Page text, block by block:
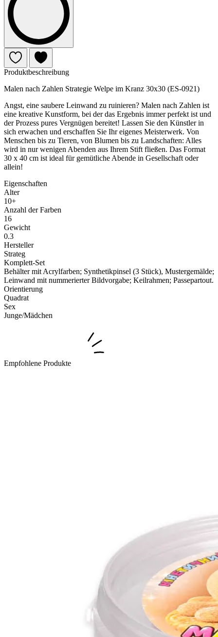
Produktbeschreibung
Malen nach Zahlen Strategie Welpe im Kranz 30x30 (ES-0921)
Angst, eine saubere Leinwand zu ruinieren? Malen nach Zahlen ist
eine kreative Kunstform, bei der das Ergebnis immer perfekt ist und
der Prozess pures Vergnügen bereitet! Lassen Sie den Künstler in
sich erwachen und erschaffen Sie Ihr eigenes Meisterwerk. Von
Menschen bis zu Tieren, von Blumen bis zu Landschaften: Alles
wird in nur wenigen Abenden aus Ihrem Stift fließen. Das Format
30 x 40 cm ist ideal für gemütliche Abende in Gesellschaft oder
allein!
Eigenschaften
Alter
10+
Anzahl der Farben
16
Gewicht
0.3
Hersteller
Strateg
Komplett-Set
Behälter mit Acrylfarben; Synthetikpinsel (3 Stück), Mustergemälde;
Leinwand mit nummerierter Bildvorgabe; Keilrahmen; Passepartout.
Orientierung
Quadrat
Sex
Junge/Mädchen
Empfohlene Produkte